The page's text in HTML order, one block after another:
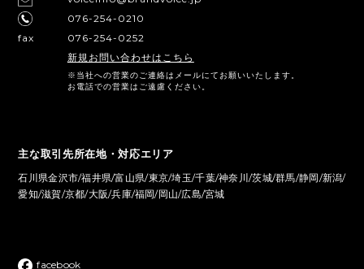
076-254-0210
fax
076-254-0252
新規お問い合わせはこちら
※当社への営業のご連絡はメールにてお願いいたします。
お電話での営業はご遠慮ください。
主な取引先所在地・対応エリア
石川県金沢市/福井県/富山県/東京/埼玉/千葉/神奈川/茨城/群馬/静岡/新潟/
愛知/滋賀/京都/大阪/兵庫/福岡/岡山/広島/宮城
facebook